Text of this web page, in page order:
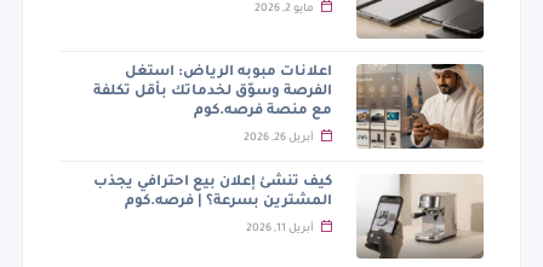
مايو 2, 2026
اعلانات مبوبه الرياض: استغل
الفرصة وسوّق لخدماتك بأقل تكلفة
مع منصة فرصه.كوم
أبريل 26, 2026
كيف تنشئ إعلان بيع احترافي يجذب
المشترين بسرعة؟ | فرصه.كوم
أبريل 11, 2026